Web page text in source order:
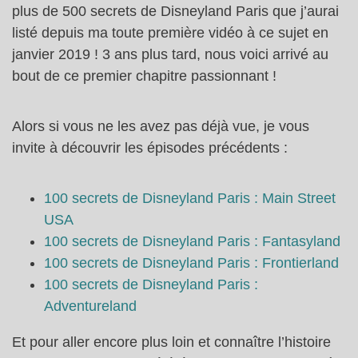
plus de 500 secrets de Disneyland Paris que j’aurai
listé depuis ma toute première vidéo à ce sujet en
janvier 2019 ! 3 ans plus tard, nous voici arrivé au
bout de ce premier chapitre passionnant !
Alors si vous ne les avez pas déjà vue, je vous
invite à découvrir les épisodes précédents :
100 secrets de Disneyland Paris : Main Street
USA
100 secrets de Disneyland Paris : Fantasyland
100 secrets de Disneyland Paris : Frontierland
100 secrets de Disneyland Paris :
Adventureland
Et pour aller encore plus loin et connaître l’histoire